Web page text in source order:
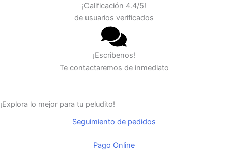
¡Calificación 4.4/5!
de usuarios verificados
¡Escribenos!
Te contactaremos de inmediato
¡Explora lo mejor para tu peludito!
Seguimiento de pedidos
Pago Online